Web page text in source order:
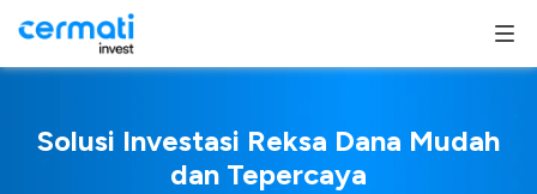
Solusi Investasi Reksa Dana Mudah
dan Tepercaya